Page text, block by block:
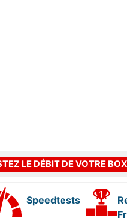
LE DÉBIT DE VOTRE BOX
Speedtests